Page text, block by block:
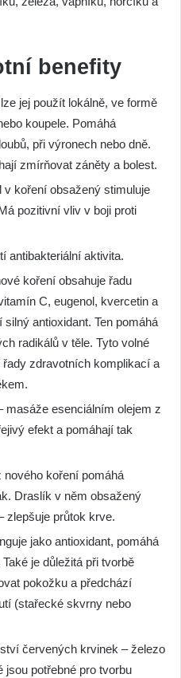
benefity
jej použít lokálně, ve formě
koupele. Pomáhá
při výronech nebo dně.
zmírňovat záněty a bolest.
v koření obsažený stimuluje
pozitivní vliv v boji proti
antibakteriální aktivita.
koření obsahuje řadu
C, eugenol, kvercetin a
antioxidant. Ten pomáhá
radikálů v těle. Tyto volné
zdravotních komplikací a
masáže esenciálním olejem z
efekt a pomáhají tak
koření pomáhá
Draslík v něm obsažený
zlepšuje průtok krve.
jako antioxidant, pomáhá
je důležitá při tvorbě
pokožku a předchází
(stařecké skvrny nebo
červených krvinek – železo
jsou potřebné pro tvorbu